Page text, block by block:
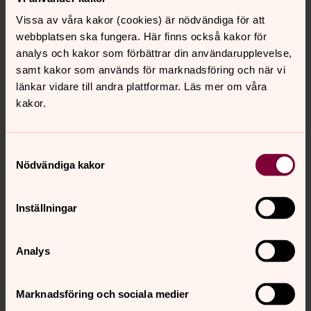
Vissa av våra kakor (cookies) är nödvändiga för att
webbplatsen ska fungera. Här finns också kakor för
analys och kakor som förbättrar din användarupplevelse,
samt kakor som används för marknadsföring och när vi
länkar vidare till andra plattformar. Läs mer om våra
kakor.
Nödvändiga kakor
Inställningar
Analys
Marknadsföring och sociala medier
Agnetha Hellgren
Kantor, Svenska kyrkan i Sotenäs
Direkt:
E-post:agnetha.hellgren@svenskakyrkan.se
Kantor, Barn - och ungdomsledare, Svenska kyrkan
i Sotenäs
E-post:annelie.karlsson4@svenskakyrkan.se